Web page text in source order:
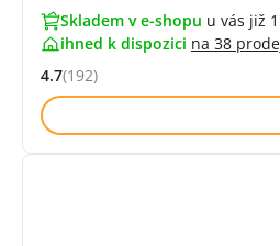
Skladem v e-shopu u vás již
ihned k dispozici na 38
Hodnocení: 4.7 z 5 (192 recenzí)
4.7(192)